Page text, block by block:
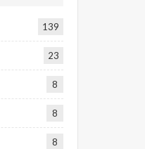
139
23
8
8
8